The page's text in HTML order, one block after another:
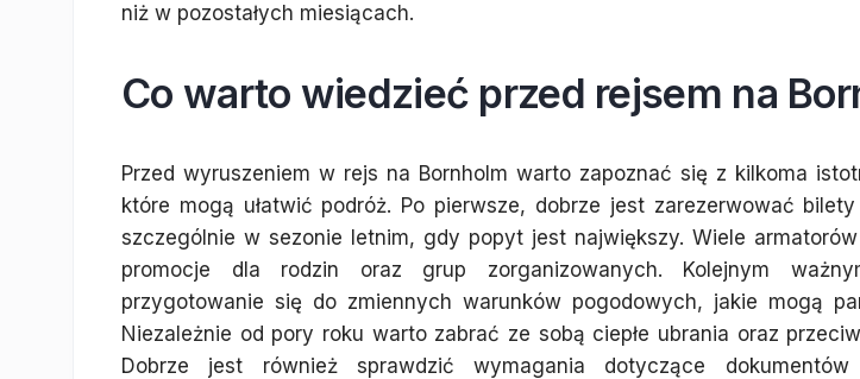
niż w pozostałych miesiącach.
Co warto wiedzieć przed rejsem na
Przed wyruszeniem w rejs na Bornholm warto zapoznać się z kilkoma
które mogą ułatwić podróż. Po pierwsze, dobrze jest zarezerwować
szczególnie w sezonie letnim, gdy popyt jest największy. Wiele
promocje dla rodzin oraz grup zorganizowanych. Kolejnym
przygotowanie się do zmiennych warunków pogodowych, jakie mogą
Niezależnie od pory roku warto zabrać ze sobą ciepłe ubrania oraz
Dobrze jest również sprawdzić wymagania dotyczące